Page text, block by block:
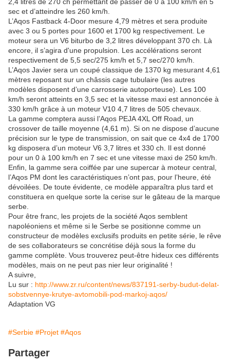
sec et d’atteindre les 260 km/h.
L’Aqos Fastback 4-Door mesure 4,79 mètres et sera produite
avec 3 ou 5 portes pour 1600 et 1700 kg respectivement. Le
moteur sera un V6 biturbo de 3,2 litres développant 370 ch. Là
encore, il s’agira d'une propulsion. Les accélérations seront
respectivement de 5,5 sec/275 km/h et 5,7 sec/270 km/h.
L’Aqos Javier sera un coupé classique de 1370 kg mesurant 4,61
mètres reposant sur un châssis cage tubulaire (les autres
modèles disposent d’une carrosserie autoporteuse). Les 100
km/h seront atteints en 3,5 sec et la vitesse maxi est annoncée à
330 km/h grâce à un moteur V10 4,7 litres de 505 chevaux.
La gamme comptera aussi l’Aqos PEJA 4XL Off Road, un
crossover de taille moyenne (4,61 m). Si on ne dispose d’aucune
précision sur le type de transmission, on sait que ce 4x4 de 1700
kg disposera d’un moteur V6 3,7 litres et 330 ch. Il est donné
pour un 0 à 100 km/h en 7 sec et une vitesse maxi de 250 km/h.
Enfin, la gamme sera coiffée par une supercar à moteur central,
l’Aqos PM dont les caractéristiques n’ont pas, pour l’heure, été
dévoilées. De toute évidente, ce modèle apparaîtra plus tard et
constituera en quelque sorte la cerise sur le gâteau de la marque
serbe.
Pour être franc, les projets de la société Aqos semblent
napoléoniens et même si le Serbe se positionne comme un
constructeur de modèles exclusifs produits en petite série, le rêve
de ses collaborateurs se concrétise déjà sous la forme du
gamme complète. Vous trouverez peut-être hideux ces différents
modèles, mais on ne peut pas nier leur originalité !
A suivre,
Lu sur : http://www.zr.ru/content/news/837191-serby-budut-delat-
sobstvennye-krutye-avtomobili-pod-markoj-aqos/
Adaptation VG
#Serbie #Projet #Aqos
Partager